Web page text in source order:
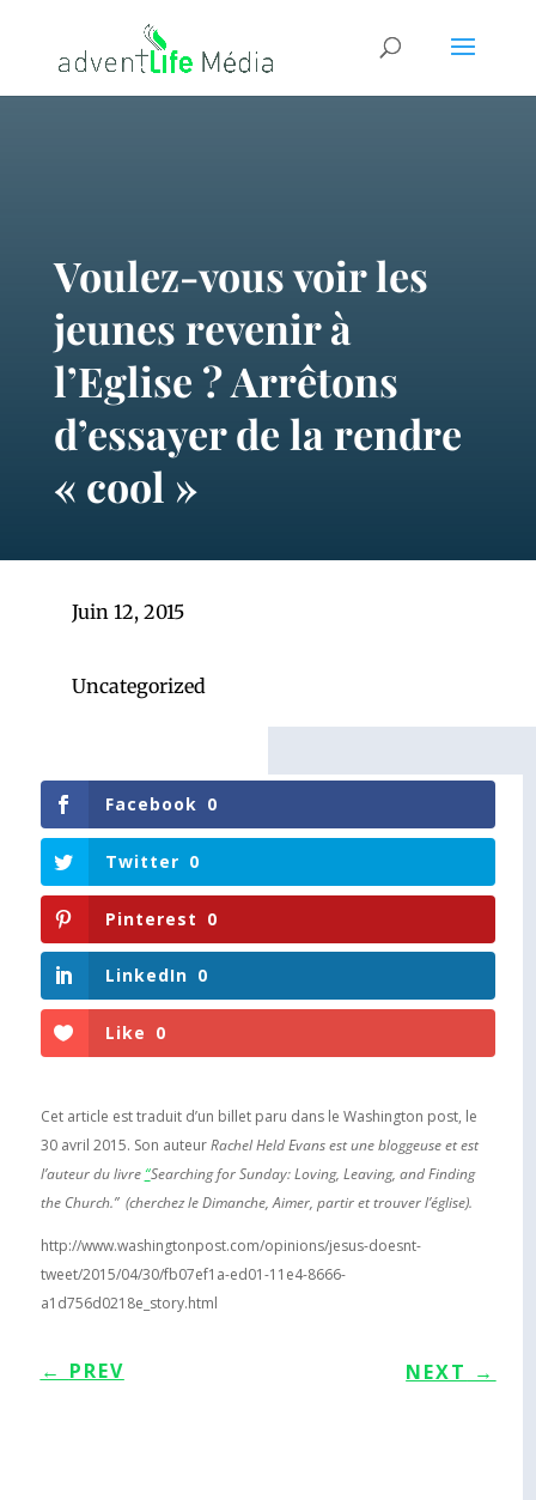
Voulez-vous voir les
jeunes revenir à
l’Eglise ? Arrêtons
d’essayer de la rendre
« cool »
Juin 12, 2015
Uncategorized
Facebook 0
Twitter 0
Pinterest 0
LinkedIn 0
Like 0
Cet article est traduit d’un billet paru dans le Washington post, le
30 avril 2015. Son auteurRachel Held Evans est une bloggeuse et est
l’auteur du livre“Searching for Sunday: Loving, Leaving, and Finding
the Church.” (cherchez le Dimanche, Aimer, partir et trouver l’église).
http://www.washingtonpost.com/opinions/jesus-doesnt-
tweet/2015/04/30/fb07ef1a-ed01-11e4-8666-
a1d756d0218e_story.html
← PREV NEXT →